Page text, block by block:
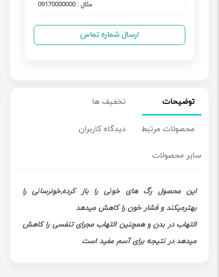
توضیحات تخفیف ها
محصولات مرتبط دیدگاه کاربران
سایر محصولات
این محصول رگ های خونی را باز کرده,خونرسانی را
بهترمیکند و فشار خون را کاهش میدهد
التهاب در بدن و همچنین التهاب مجرای تنفسی را کاهش
میدهد در نتیجه برای آسم مفید است